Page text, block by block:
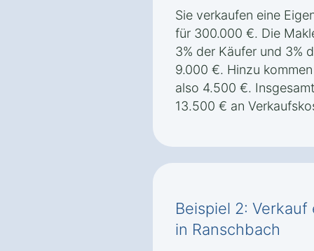
Sie verkaufen eine
für 300.000 €. Die
3% der Käufer und 3%
9.000 €. Hinzu
also 4.500 €.
13.500 € an
Beispiel 2:
in Ranschbach